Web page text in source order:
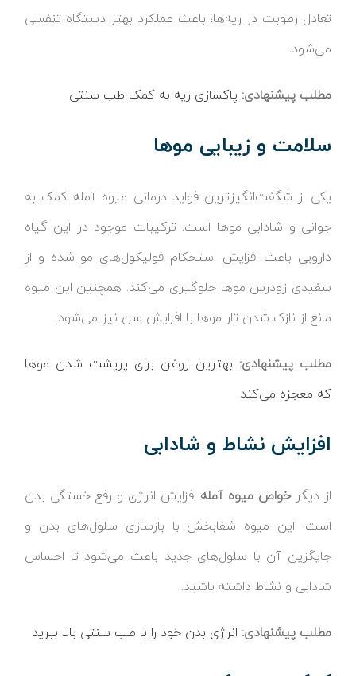
تعادل رطوبت در ریه‌ها، باعث عملکرد بهتر دستگاه تنفسی
می‌شود.
مطلب پیشنهادی: پاکسازی ریه به کمک طب سنتی
سلامت و زیبایی موها
یکی از شگفت‌انگیزترین فواید درمانی میوه آمله کمک به
جوانی و شادابی موها است. ترکیبات موجود در این گیاه
دارویی باعث افزایش استحکام فولیکول‌های مو شده و از
سفیدی زودرس موها جلوگیری می‌کند. همچنین این میوه
مانع از نازک شدن تار موها با افزایش سن نیز می‌شود.
مطلب پیشنهادی: بهترین روغن برای پرپشت شدن موها
که معجزه می‌کند
افزایش نشاط و شادابی
از دیگرخواص میوه آمله افزایش انرژی و رفع خستگی بدن
است. این میوه شفابخش با بازسازی سلول‌های بدن و
جایگزین آن با سلول‌های جدید باعث می‌شود تا احساس
شادابی و نشاط داشته باشید.
مطلب پیشنهادی: انرژی بدن خود را با طب سنتی بالا ببرید